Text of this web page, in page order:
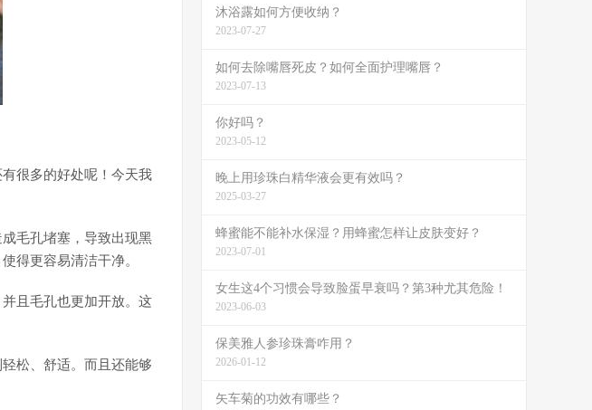
很多的好处呢！今天我
毛孔堵塞，导致出现黑
得更容易清洁干净。
且毛孔也更加开放。这
松、舒适。而且还能够
沐浴露如何方便收纳？
2023-07-27
如何去除嘴唇死皮？如何全面护理嘴唇？
2023-07-13
你好吗？
2023-05-12
晚上用珍珠白精华液会更有效吗？
2025-03-27
蜂蜜能不能补水保湿？用蜂蜜怎样让皮肤变好？
2023-07-01
女生这4个习惯会导致脸蛋早衰吗？第3种尤其危险！
2023-06-03
保美雅人参珍珠膏咋用？
2026-01-12
矢车菊的功效有哪些？